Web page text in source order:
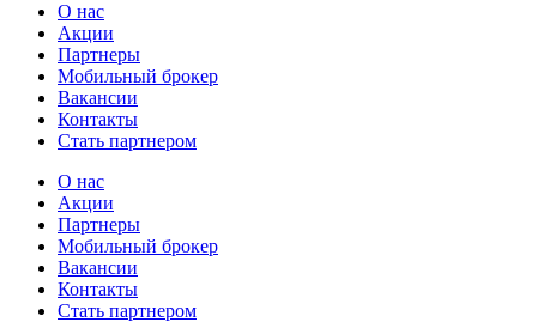
О нас
Акции
Партнеры
Мобильный брокер
Вакансии
Контакты
Стать партнером
О нас
Акции
Партнеры
Мобильный брокер
Вакансии
Контакты
Стать партнером